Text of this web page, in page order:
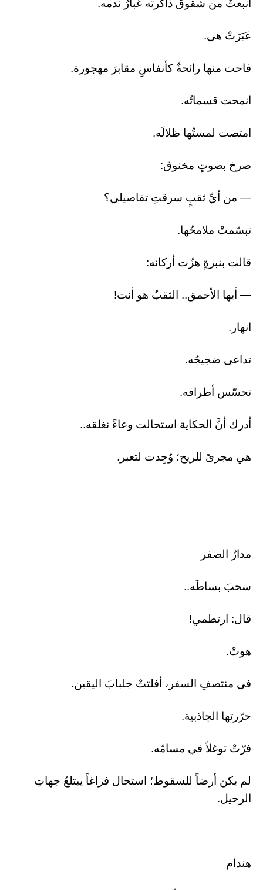
انبعثَ من شقوق ذاكرته غبارُ ندمه.
​عَبَرَتْ هي.
فاحت منها رائحةٌ كأنفاسِ مقابرَ مهجورة.
انمحت قسماتُه.
امتصت لمستُها ظلالَه.
صرخ بصوتٍ مخنوق:
— من أيِّ ثقبٍ سرقتِ تفاصيلي؟
​تبسّمتْ ملامحُها.
قالت بنبرةٍ هزّت أركانه:
— أيها الأحمق.. الثقبُ هو أنت!
​انهار.
تداعى ضجيجُه.
تحسّس أطرافه.
أدرك أنَّ الحكاية استحالت وعاءً نغلقه..
هي مجرىً للريح؛ وُجِدت لتعبر.
مدارُ الصفر
​سحبَ بساطَه..
قال: ارتطمي!
هوتْ.
​في منتصفِ السفر، أفلتتْ جلبابَ اليقين.
حرّرتها الجاذبية.
​فرّتْ توغلاً في مسامّه.
لم يكن أرضاً للسقوط؛ استحال فراغاً يبتلعُ جهاتِ
الرحيل.
هندام